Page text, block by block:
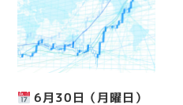
6月30日（月曜日）